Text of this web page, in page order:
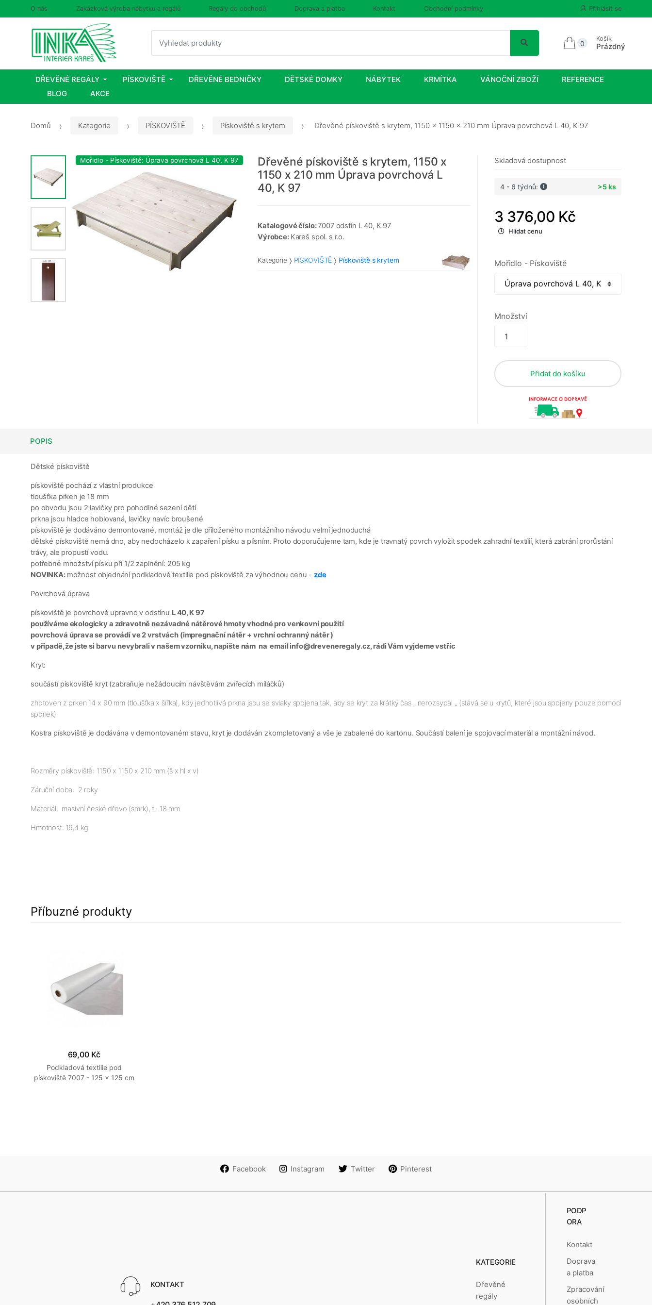
O nás Zakázková výroba nábytku a regálů Regály do obchodů Doprava a platba Kontakt Obchodní podmínky Přihlásit se
Vyhledat
0
Košík
Prázdný
DŘEVĚNÉ REGÁLY PÍSKOVIŠTĚ DŘEVĚNÉ BEDNIČKY DĚTSKÉ DOMKY NÁBYTEK KRMÍTKA VÁNOČNÍ ZBOŽÍ
REFERENCE
BLOG
AKCE
Domů Kategorie PÍSKOVIŠTĚ Pískoviště s krytem Dřevěné pískoviště s krytem, 1150 x 1150 x 210 mm Úprava povrchová L 40, K 97
Mořidlo - Pískoviště: Úprava povrchová L 40, K 97
Dřevěné pískoviště s krytem, 1150 x
1150 x 210 mm Úprava povrchová L
40, K 97
Katalogové číslo:7007 odstín L 40, K 97
Výrobce: Kareš spol. s r.o.
Kategorie PÍSKOVIŠTĚ Pískoviště s krytem
Skladová dostupnost
4 - 6 týdnů: >5 ks
3 376,00 Kč
Hlídat cenu
Mořidlo - Pískoviště
Množství
Přidat do košíku
POPIS
Dětské pískoviště
pískoviště pochází z vlastní produkce
tloušťka prken je 18 mm
po obvodu jsou 2 lavičky pro pohodlné sezení dětí
prkna jsou hladce hoblovaná, lavičky navíc broušené
pískoviště je dodáváno demontované, montáž je dle přiloženého montážního návodu velmi jednoduchá
dětské pískoviště nemá dno, aby nedocházelo k zapaření písku a plísním. Proto doporučujeme tam, kde je travnatý povrch vyložit spodek zahradní textílií, která zabrání prorůstání
trávy, ale propustí vodu.
potřebné množství písku při 1/2 zaplnění: 205 kg
NOVINKA: možnost objednání podkladové textilie pod pískoviště za výhodnou cenu -zde
Povrchová úprava
pískoviště je povrchově upravno v odstínu L 40, K 97
používáme ekologicky a zdravotně nezávadné nátěrové hmoty vhodné pro venkovní použití
povrchová úprava se provádí ve 2 vrstvách (impregnační nátěr + vrchní ochranný nátěr )
v případě, že jste si barvu nevybrali v našem vzorníku, napište nám na email info@dreveneregaly.cz, rádi Vám vyjdeme vstříc
Kryt:
součástí pískoviště kryt (zabraňuje nežádoucím návštěvám zvířecích miláčků)
zhotoven z prken 14 x 90 mm (tloušťka x šířka), kdy jednotlivá prkna jsou se svlaky spojena tak, aby se kryt za krátký čas „ nerozsypal „ (stává se u krytů, které jsou spojeny pouze pomocí
sponek)
Kostra pískoviště je dodávána v demontovaném stavu, kryt je dodáván zkompletovaný a vše je zabalené do kartonu. Součástí balení je spojovací materiál a montážní návod.
Rozměry pískoviště: 1150 x 1150 x 210 mm (š x hl x v)
Záruční doba: 2 roky
Materiál: masivní české dřevo (smrk), tl. 18 mm
Hmotnost: 19,4 kg
Příbuzné produkty
69,00 Kč
Podkladová textilie pod
pískoviště 7007 - 125 x 125 cm
Facebook Instagram Twitter Pinterest
KONTAKT
KATEGORIE
Dřevěné
regály
PODP
ORA
Kontakt
Doprava
a platba
Zpracování
osobních